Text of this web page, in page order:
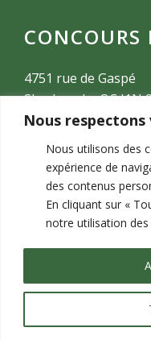
Nous
Nous utilisons des
expérience de
des contenus
En cliquant sur «
notre utilisation des
4751 rue de Gaspé
Sherbrooke QC J1N